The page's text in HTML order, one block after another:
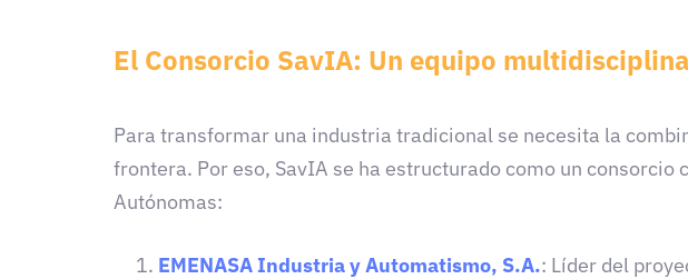
El Consorcio SavIA: Un equipo
Para transformar una industria tradicional se necesita la
frontera. Por eso, SavIA se ha estructurado como un
Autónomas:
EMENASA Industria y Automatismo, S.A.: Líder del